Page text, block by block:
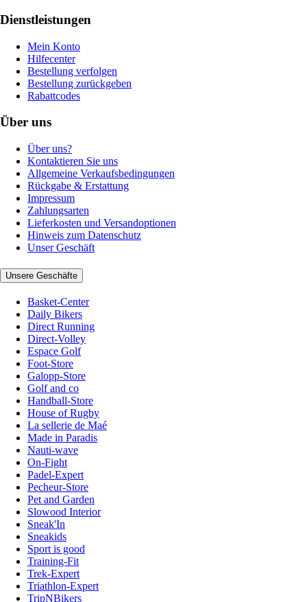
Dienstleistungen
Mein Konto
Hilfecenter
Bestellung verfolgen
Bestellung zurückgeben
Rabattcodes
Über uns
Über uns?
Kontaktieren Sie uns
Allgemeine Verkaufsbedingungen
Rückgabe & Erstattung
Impressum
Zahlungsarten
Lieferkosten und Versandoptionen
Hinweis zum Datenschutz
Unser Geschäft
Unsere Geschäfte
Basket-Center
Daily Bikers
Direct Running
Direct-Volley
Espace Golf
Foot-Store
Galopp-Store
Golf and co
Handball-Store
House of Rugby
La sellerie de Maé
Made in Paradis
Nauti-wave
On-Fight
Padel-Expert
Pecheur-Store
Pet and Garden
Slowood Interior
Sneak'In
Sneakids
Sport is good
Training-Fit
Trek-Expert
Triathlon-Expert
TripNBikers